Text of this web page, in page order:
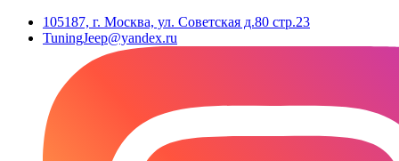
105187, г. Москва, ул. Советская д.80 стр.23
TuningJeep@yandex.ru